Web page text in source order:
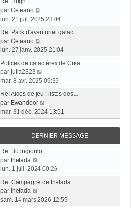
g
e
s
s
a
g
m
s
s
r
n
e
m
s
s
g
e
Re: Hugh
par Celeano
o
r
e
d
e
r
i
e
r
e
s
g
lun. 21 juil. 2025 23:04
Re: Pack d'aventurier galacti…
par Celeano
o
r
l
e
d
e
r
n
i
e
r
m
s
s
g
lun. 27 janv. 2025 21:04
Polices de caractères de Crea…
par julia2323
o
r
l
e
e
e
m
s
mar. 8 avr. 2025 09:39
Re: Aides de jeu : listes des…
par Ewandoor
o
i
r
l
e
r
n
e
mar. 31 déc. 2024 13:51
DERNIER MESSAGE
Re: Buongiorno
par thefada
o
r
e
lun. 1 juil. 2024 00:26
Re: Campagne de thefada
par thefada
o
sam. 14 mars 2026 12:59